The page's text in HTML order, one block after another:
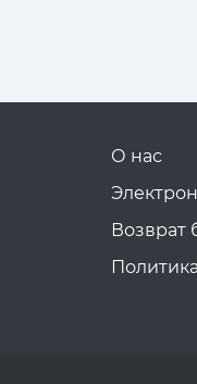
О нас
Возврат